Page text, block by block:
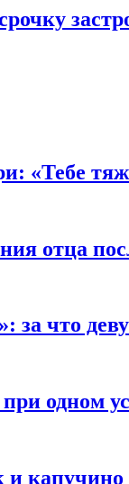
«Тебе
отца
за что
одном
и капучино